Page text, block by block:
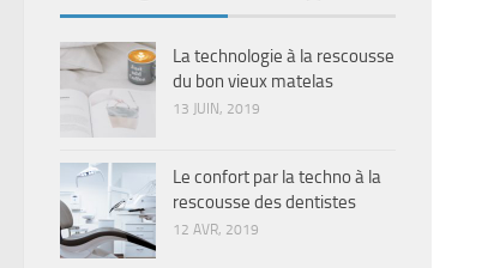
La technologie à la rescousse
du bon vieux matelas
13 JUIN, 2019
Le confort par la techno à la
rescousse des dentistes
12 AVR, 2019